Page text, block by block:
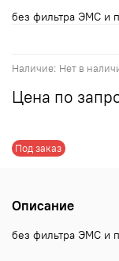
Наличие: Нет в
Под заказ
Цена по
без фильтра ЭМС и
Описание
без фильтра ЭМС и